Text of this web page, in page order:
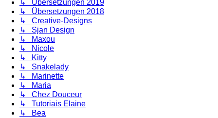
↳ Übersetzungen 2019
↳ Übersetzungen 2018
↳ Creative-Designs
↳ Sjan Design
↳ Maxou
↳ Nicole
↳ Kitty
↳ Snakelady
↳ Marinette
↳ Maria
↳ Chez Douceur
↳ Tutoriais Elaine
↳ Bea